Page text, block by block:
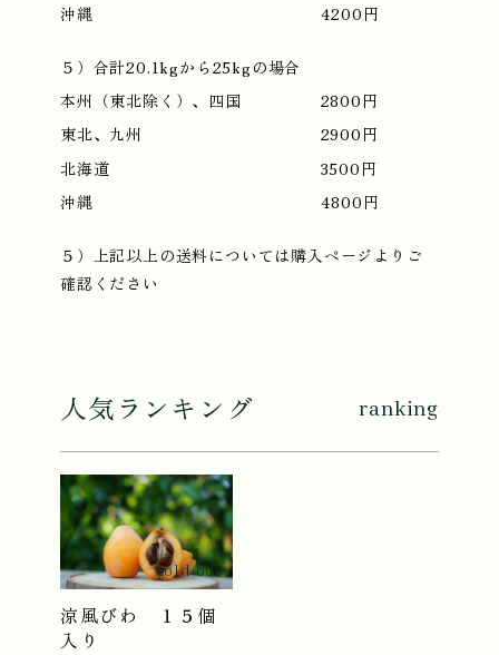
沖縄
4200円
５）合計20.1kgから25kgの場合
本州（東北除く）、四国
2800円
東北、九州
2900円
北海道
3500円
沖縄
4800円
５）上記以上の送料については購入ページよりご
確認ください
人気ランキング ranking
sold out
涼風びわ １５個
入り